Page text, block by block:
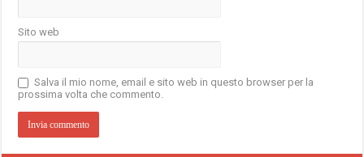
Sito web
Salva il mio nome, email e sito web in questo browser per la
prossima volta che commento.